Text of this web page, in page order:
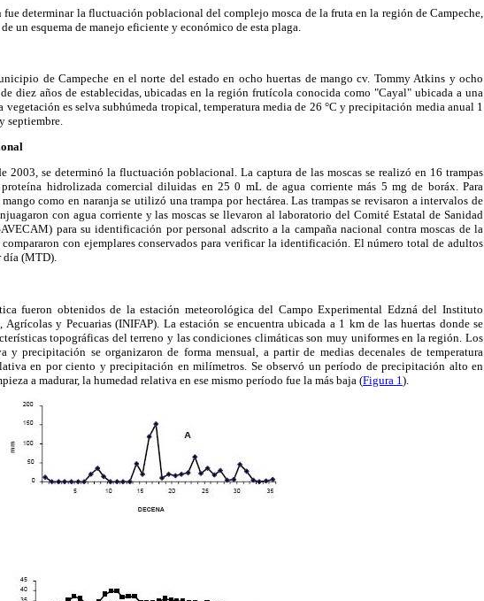
determinar la fluctuación poblacional del complejo mosca de la fruta en la región de Campeche,
un esquema de manejo eficiente y económico de esta plaga.
de Campeche en el norte del estado en ocho huertas de mango cv. Tommy Atkins y ocho
diez años de establecidas, ubicadas en la región frutícola conocida como "Cayal" ubicada a una
es selva subhúmeda tropical, temperatura media de 26 °C y precipitación media anual 1
septiembre.
2003, se determinó la fluctuación poblacional. La captura de las moscas se realizó en 16 trampas
hidrolizada comercial diluidas en 25 0 mL de agua corriente más 5 mg de boráx. Para
como en naranja se utilizó una trampa por hectárea. Las trampas se revisaron a intervalos de
con agua corriente y las moscas se llevaron al laboratorio del Comité Estatal de Sanidad
para su identificación por personal adscrito a la campaña nacional contra moscas de la
con ejemplares conservados para verificar la identificación. El número total de adultos
día (MTD).
fueron obtenidos de la estación meteorológica del Campo Experimental Edzná del Instituto
Agrícolas y Pecuarias (INIFAP). La estación se encuentra ubicada a 1 km de las huertas donde se
topográficas del terreno y las condiciones climáticas son muy uniformes en la región. Los
y precipitación se organizaron de forma mensual, a partir de medias decenales de temperatura
en por ciento y precipitación en milímetros. Se observó un período de precipitación alto en
a madurar, la humedad relativa en ese mismo período fue la más baja (Figura 1 ).